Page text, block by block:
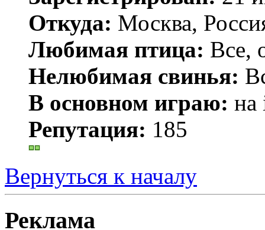
Откуда: Москва,
Любимая птица: Все,
Нелюбимая свинья:
В основном играю: на
Репутация: 185
Вернуться к началу
Реклама